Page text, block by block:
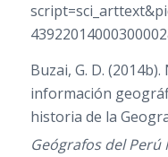
Buzai, G. D.
información
historia de la
Geógrafos del Perú